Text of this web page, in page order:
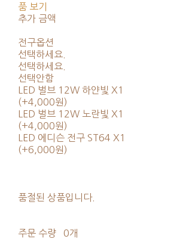
품 보기
추가 금액
전구옵션
선택하세요.
선택하세요.
선택안함
LED 벌브 12W 하얀빛 X1
(+4,000원)
LED 벌브 12W 노란빛 X1
(+4,000원)
LED 에디슨 전구 ST64 X1
(+6,000원)
품절된 상품입니다.
주문 수량
0개